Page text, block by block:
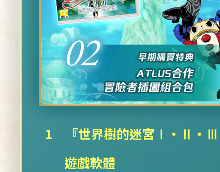
1 『世界樹的迷宮Ⅰ・Ⅱ・Ⅲ
遊戲軟體